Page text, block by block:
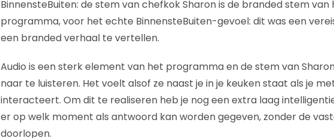
BinnensteBuiten: de stem van chefkok Sharon is de branded stem van
programma, voor het echte BinnensteBuiten-gevoel: dit was een
een branded verhaal te vertellen.
Audio is een sterk element van het programma en de stem van
naar te luisteren. Het voelt alsof ze naast je in je keuken staat als je
interacteert. Om dit te realiseren heb je nog een extra laag
er op welk moment als antwoord kan worden gegeven, zonder de
doorlopen.